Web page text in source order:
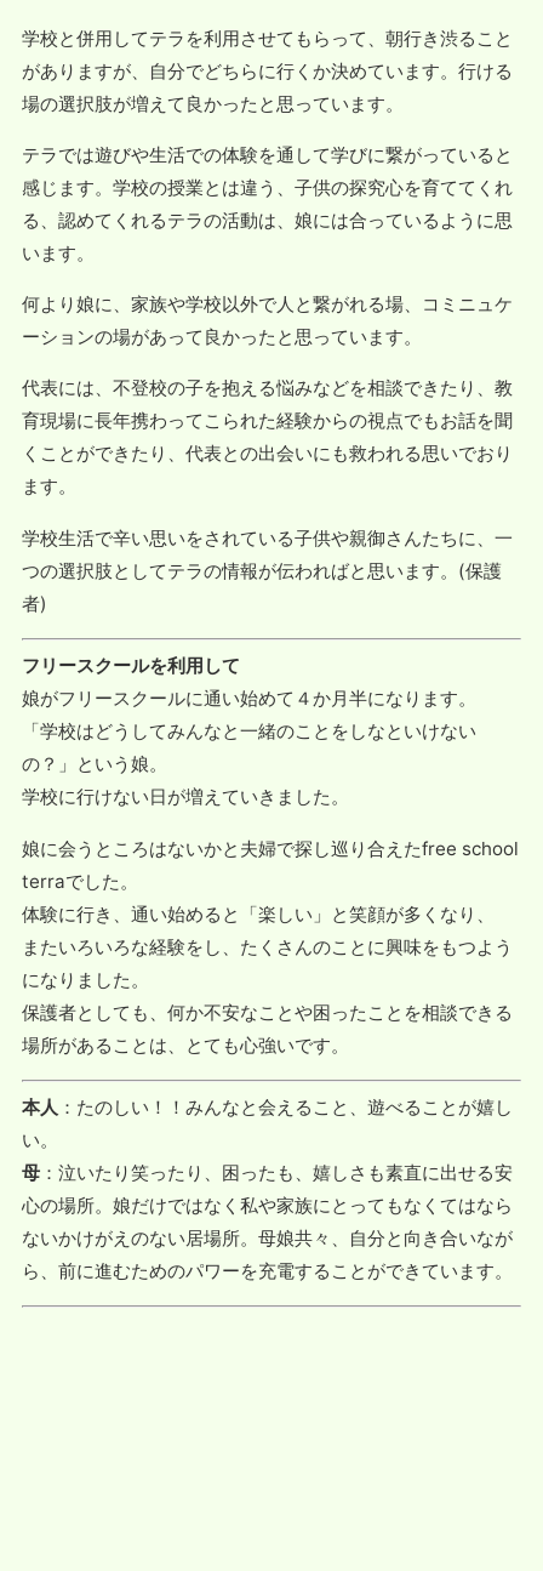
学校と併用してテラを利用させてもらって、朝行き渋ること
がありますが、自分でどちらに行くか決めています。行ける
場の選択肢が増えて良かったと思っています。
テラでは遊びや生活での体験を通して学びに繋がっていると
感じます。学校の授業とは違う、子供の探究心を育ててくれ
る、認めてくれるテラの活動は、娘には合っているように思
います。
何より娘に、家族や学校以外で人と繋がれる場、コミニュケ
ーションの場があって良かったと思っています。
代表には、不登校の子を抱える悩みなどを相談できたり、教
育現場に長年携わってこられた経験からの視点でもお話を聞
くことができたり、代表との出会いにも救われる思いでおり
ます。
学校生活で辛い思いをされている子供や親御さんたちに、一
つの選択肢としてテラの情報が伝わればと思います。(保護
者)
フリースクールを利用して
娘がフリースクールに通い始めて４か月半になります。
「学校はどうしてみんなと一緒のことをしなといけない
の？」という娘。
学校に行けない日が増えていきました。
娘に会うところはないかと夫婦で探し巡り合えたfree school
terraでした。
体験に行き、通い始めると「楽しい」と笑顔が多くなり、
またいろいろな経験をし、たくさんのことに興味をもつよう
になりました。
保護者としても、何か不安なことや困ったことを相談できる
場所があることは、とても心強いです。
本人 ：たのしい！！みんなと会えること、遊べることが嬉し
い。
母 ：泣いたり笑ったり、困ったも、嬉しさも素直に出せる安
心の場所。娘だけではなく私や家族にとってもなくてはなら
ないかけがえのない居場所。母娘共々、自分と向き合いなが
ら、前に進むためのパワーを充電することができています。